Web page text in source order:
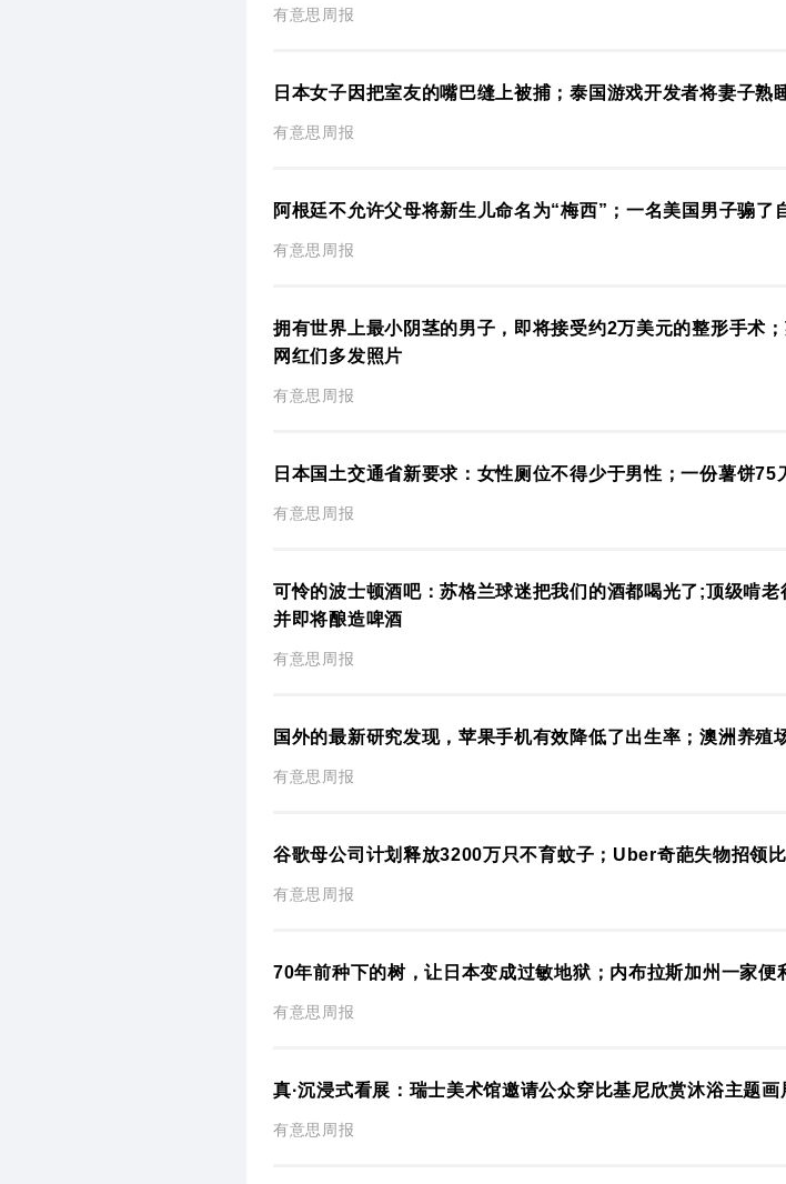
有意思周报
日本女子因把室友的嘴巴缝上被捕；泰国游戏开发者将妻子
有意思周报
阿根廷不允许父母将新生儿命名为“梅西”；一名美国男子骟
有意思周报
拥有世界上最小阴茎的男子，即将接受约2万美元的整形手术
网红们多发照片
有意思周报
日本国土交通省新要求：女性厕位不得少于男性；一份薯饼75
有意思周报
可怜的波士顿酒吧：苏格兰球迷把我们的酒都喝光了;顶级啃
并即将酿造啤酒
有意思周报
国外的最新研究发现，苹果手机有效降低了出生率；澳洲养
有意思周报
谷歌母公司计划释放3200万只不育蚊子；Uber奇葩失物招领
有意思周报
70年前种下的树，让日本变成过敏地狱；内布拉斯加州一家
有意思周报
真·沉浸式看展：瑞士美术馆邀请公众穿比基尼欣赏沐浴主题画
有意思周报